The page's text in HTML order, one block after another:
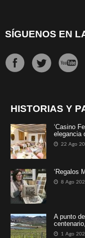
SÍGUENOS EN
HISTORIAS Y
‘Casino
elegancia
22 Ago
‘Regalos
8 Ago
A punto
1 Ago